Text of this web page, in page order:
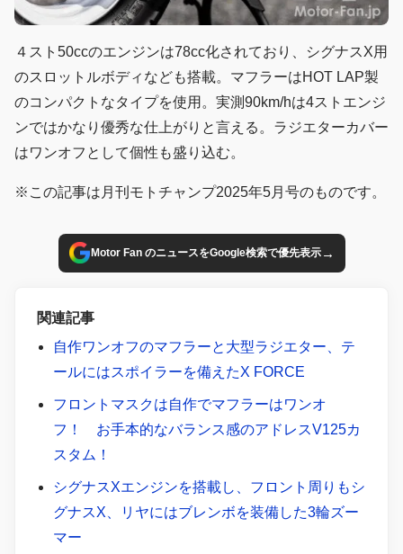
４スト50ccのエンジンは78cc化されており、シグナスX用
のスロットルボディなども搭載。マフラーはHOT LAP製
のコンパクトなタイプを使用。実測90km/hは4ストエンジ
ンではかなり優秀な仕上がりと言える。ラジエターカバー
はワンオフとして個性も盛り込む。
※この記事は月刊モトチャンプ2025年5月号のものです。
Motor Fan のニュースをGoogle検索で優先表示→
関連記事
自作ワンオフのマフラーと大型ラジエター、テ
ールにはスポイラーを備えたX FORCE
フロントマスクは自作でマフラーはワンオ
フ！ お手本的なバランス感のアドレスV125カ
スタム！
シグナスXエンジンを搭載し、フロント周りもシ
グナスX、リヤにはブレンボを装備した3輪ズー
マー